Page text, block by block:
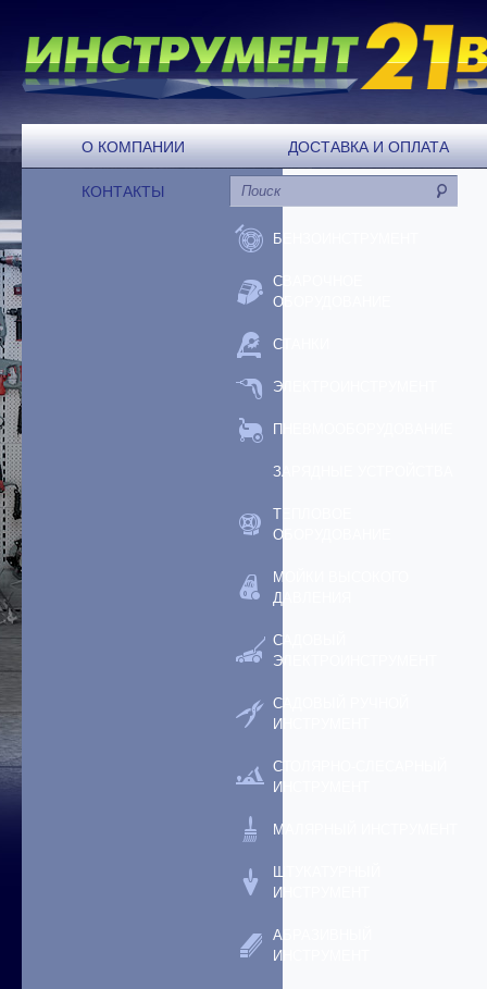
О КОМПАНИИ ДОСТАВКА И ОПЛАТА
КОНТАКТЫ
БЕНЗОИНСТРУМЕНТ
СВАРОЧНОЕ
ОБОРУДОВАНИЕ
СТАНКИ
ЭЛЕКТРОИНСТРУМЕНТ
ПНЕВМООБОРУДОВАНИЕ
ЗАРЯДНЫЕ УСТРОЙСТВА
ТЕПЛОВОЕ
ОБОРУДОВАНИЕ
МОЙКИ ВЫСОКОГО
ДАВЛЕНИЯ
САДОВЫЙ
ЭЛЕКТРОИНСТРУМЕНТ
САДОВЫЙ РУЧНОЙ
ИНСТРУМЕНТ
СТОЛЯРНО-СЛЕСАРНЫЙ
ИНСТРУМЕНТ
МАЛЯРНЫЙ ИНСТРУМЕНТ
ШТУКАТУРНЫЙ
ИНСТРУМЕНТ
АБРАЗИВНЫЙ
ИНСТРУМЕНТ